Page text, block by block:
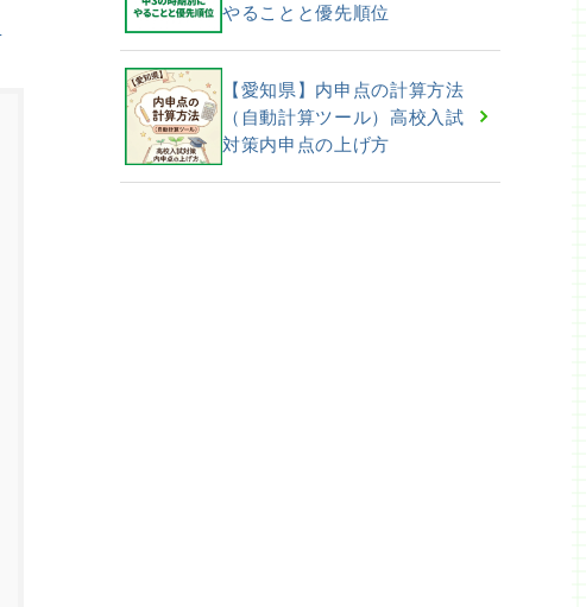
やることと優先順位
【愛知県】内申点の計算方法
（自動計算ツール）高校入試
対策内申点の上げ方